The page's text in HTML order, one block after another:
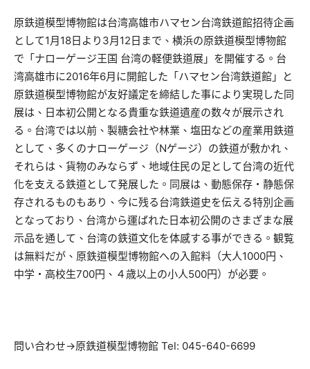
原鉄道模型博物館は台湾高雄市ハマセン台湾鉄道館招待企画
として1月18日より3月12日まで、横浜の原鉄道模型博物館
で「ナローゲージ王国 台湾の軽便鉄道展」を開催する。台
湾高雄市に2016年6月に開館した「ハマセン台湾鉄道館」と
原鉄道模型博物館が友好議定を締結した事により実現した同
展は、日本初公開となる貴重な鉄道遺産の数々が展示され
る。台湾では以前、製糖会社や林業、塩田などの産業用鉄道
として、多くのナローゲージ（Nゲージ）の鉄道が敷かれ、
それらは、貨物のみならず、地域住民の足として台湾の近代
化を支える鉄道として発展した。同展は、動態保存・静態保
存されるものもあり、今に残る台湾鉄道史を伝える特別企画
となっており、台湾から運ばれた日本初公開のさまざまな展
示品を通して、台湾の鉄道文化を体感する事ができる。観覧
は無料だが、原鉄道模型博物館への入館料（大人1000円、
中学・高校生700円、４歳以上の小人500円）が必要。
問い合わせ→原鉄道模型博物館 Tel: 045-640-6699